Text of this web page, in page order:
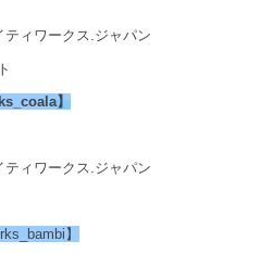
ティワークス.ジャパン
】
ティワークス.ジャパン
】